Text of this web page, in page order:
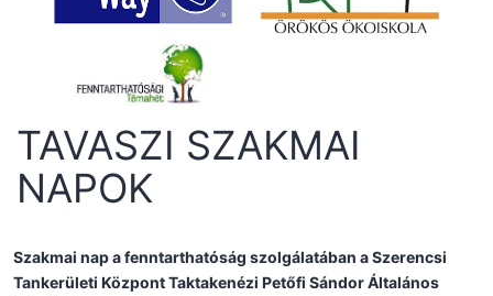
TAVASZI SZAKMAI
NAPOK
Szakmai nap a fenntarthatóság szolgálatában a Szerencsi
Tankerületi Központ Taktakenézi Petőfi Sándor Általános